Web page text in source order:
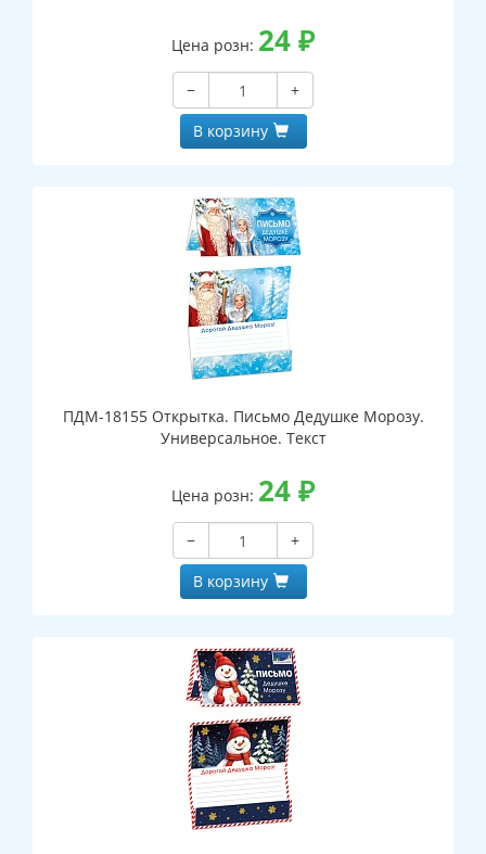
Цена розн: 24₽
−
+
В корзину
ПДМ-18155 Открытка. Письмо Дедушке Морозу.
Универсальное. Текст
Цена розн: 24₽
−
+
В корзину